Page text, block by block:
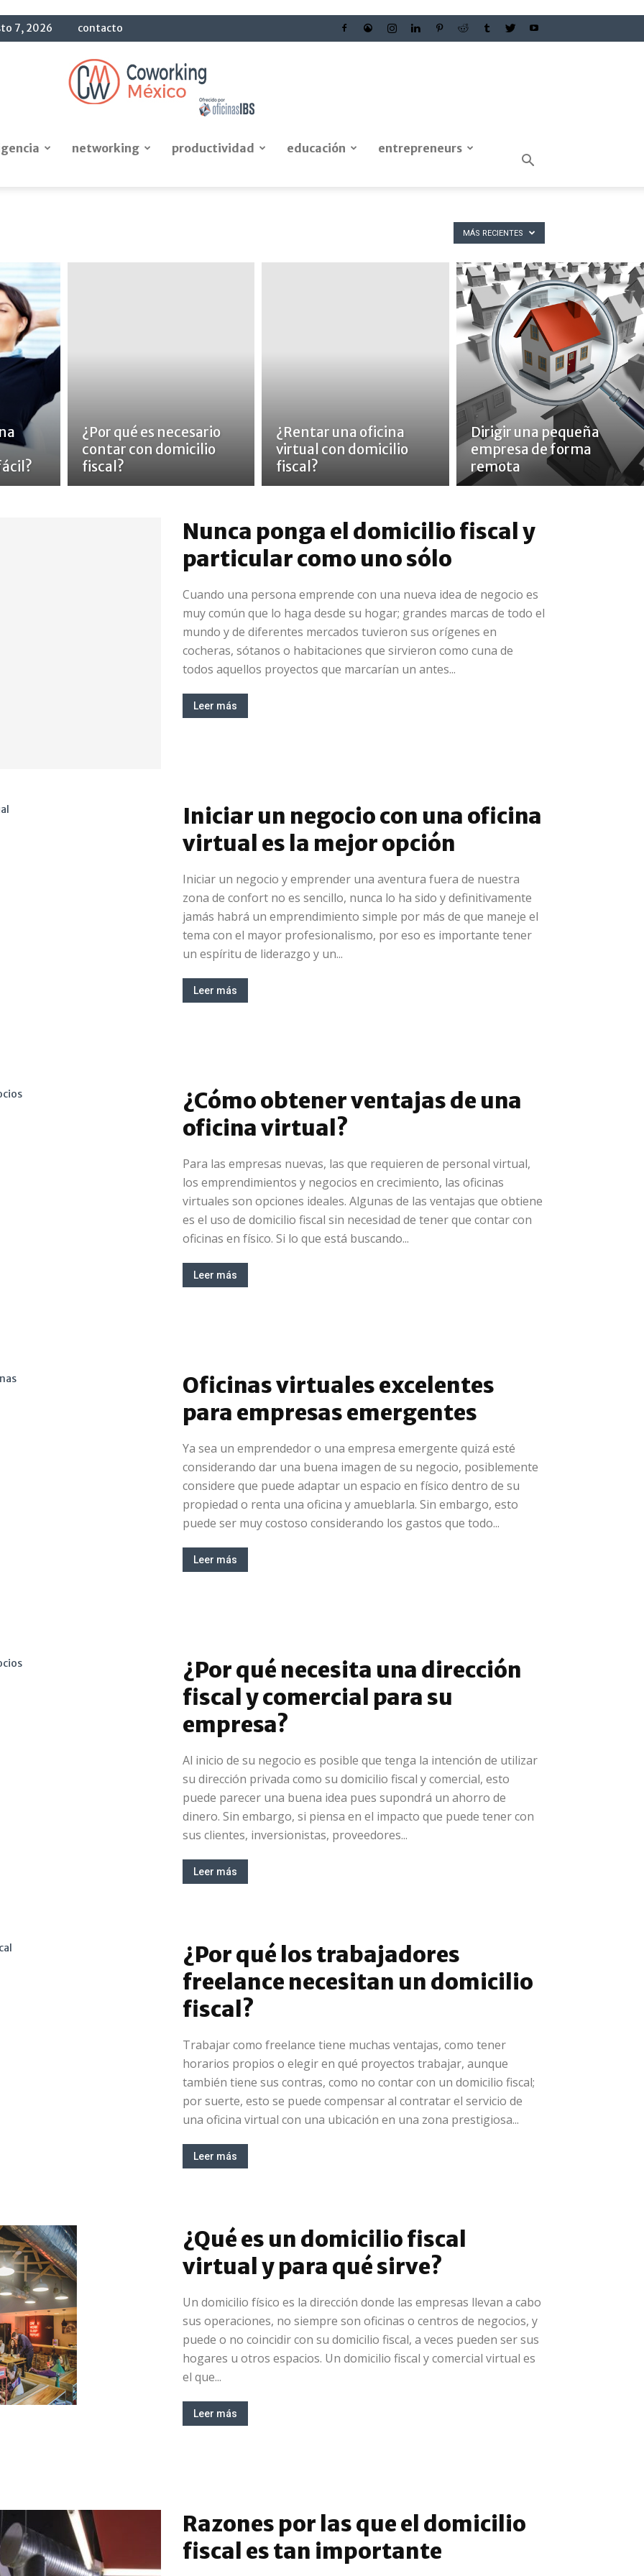
7, 2026 contacto
OficinasIBS
networking productividad educación
entrepreneurs
MÁS RECIENTES
¿Por qué es necesario
contar con domicilio
fiscal?
¿Rentar una oficina
virtual con domicilio
fiscal?
Dirigir una pequeña
empresa de forma
remota
Nunca ponga el domicilio fiscal y
particular como uno sólo
Cuando una persona emprende con una nueva idea de negocio es
muy común que lo haga desde su hogar; grandes marcas de todo el
mundo y de diferentes mercados tuvieron sus orígenes en
cocheras, sótanos o habitaciones que sirvieron como cuna de
todos aquellos proyectos que marcarían un antes...
Leer más
Iniciar un negocio con una oficina
virtual es la mejor opción
Iniciar un negocio y emprender una aventura fuera de nuestra
zona de confort no es sencillo, nunca lo ha sido y definitivamente
jamás habrá un emprendimiento simple por más de que maneje el
tema con el mayor profesionalismo, por eso es importante tener
un espíritu de liderazgo y un...
Leer más
¿Cómo obtener ventajas de una
oficina virtual?
Para las empresas nuevas, las que requieren de personal virtual,
los emprendimientos y negocios en crecimiento, las oficinas
virtuales son opciones ideales. Algunas de las ventajas que obtiene
es el uso de domicilio fiscal sin necesidad de tener que contar con
oficinas en físico. Si lo que está buscando...
Leer más
Oficinas virtuales excelentes
para empresas emergentes
Ya sea un emprendedor o una empresa emergente quizá esté
considerando dar una buena imagen de su negocio, posiblemente
considere que puede adaptar un espacio en físico dentro de su
propiedad o renta una oficina y amueblarla. Sin embargo, esto
puede ser muy costoso considerando los gastos que todo...
Leer más
¿Por qué necesita una dirección
fiscal y comercial para su
empresa?
Al inicio de su negocio es posible que tenga la intención de utilizar
su dirección privada como su domicilio fiscal y comercial, esto
puede parecer una buena idea pues supondrá un ahorro de
dinero. Sin embargo, si piensa en el impacto que puede tener con
sus clientes, inversionistas, proveedores...
Leer más
¿Por qué los trabajadores
freelance necesitan un domicilio
fiscal?
Trabajar como freelance tiene muchas ventajas, como tener
horarios propios o elegir en qué proyectos trabajar, aunque
también tiene sus contras, como no contar con un domicilio fiscal;
por suerte, esto se puede compensar al contratar el servicio de
una oficina virtual con una ubicación en una zona prestigiosa...
Leer más
¿Qué es un domicilio fiscal
virtual y para qué sirve?
Un domicilio físico es la dirección donde las empresas llevan a cabo
sus operaciones, no siempre son oficinas o centros de negocios, y
puede o no coincidir con su domicilio fiscal, a veces pueden ser sus
hogares u otros espacios. Un domicilio fiscal y comercial virtual es
el que...
Leer más
Razones por las que el domicilio
fiscal es tan importante